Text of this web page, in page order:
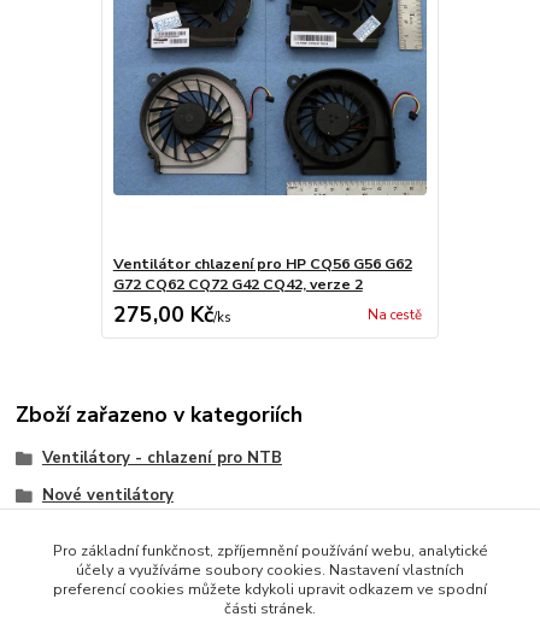
Ventilátor chlazení pro HP CQ56 G56 G62
G72 CQ62 CQ72 G42 CQ42, verze 2
275,00 Kč/ks Na cestě
Zboží zařazeno v kategoriích
Ventilátory - chlazení pro NTB
Nové ventilátory
Pro základní funkčnost, zpříjemnění používání webu, analytické
účely a využíváme soubory cookies. Nastavení vlastních
preferencí cookies můžete kdykoli upravit odkazem ve spodní
části stránek.